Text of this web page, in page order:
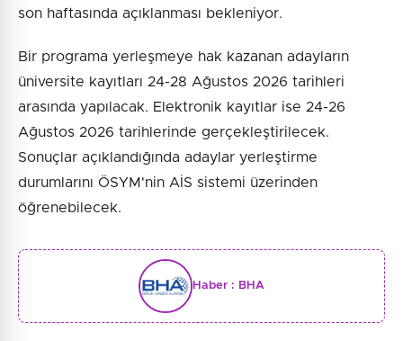
son haftasında açıklanması bekleniyor.
Bir programa yerleşmeye hak kazanan adayların
üniversite kayıtları 24-28 Ağustos 2026 tarihleri
arasında yapılacak. Elektronik kayıtlar ise 24-26
Ağustos 2026 tarihlerinde gerçekleştirilecek.
Sonuçlar açıklandığında adaylar yerleştirme
durumlarını ÖSYM'nin AİS sistemi üzerinden
öğrenebilecek.
Haber : BHA